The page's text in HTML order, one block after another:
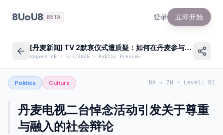
8UoU8 BETA 登录 立即开始
[丹麦新闻] TV 2默哀仪式遭质疑：如何在丹麦参与公共悼念？
dagens.dk · 7/7/2026 · Public Preview
Politics Culture DA → ZH · Level : B2
丹麦电视二台悼念活动引发关于尊重
与融入的社会辩论